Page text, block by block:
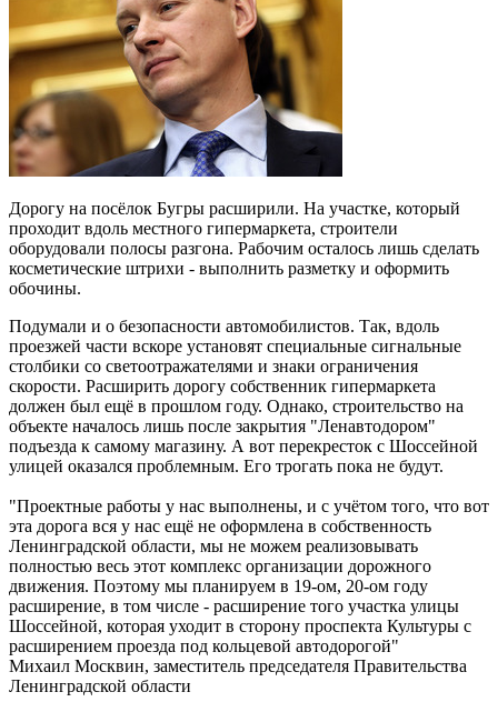
Дорогу на посёлок Бугры расширили. На участке, который
проходит вдоль местного гипермаркета, строители
оборудовали полосы разгона. Рабочим осталось лишь сделать
косметические штрихи - выполнить разметку и оформить
обочины.
Подумали и о безопасности автомобилистов. Так, вдоль
проезжей части вскоре установят специальные сигнальные
столбики со светоотражателями и знаки ограничения
скорости. Расширить дорогу собственник гипермаркета
должен был ещё в прошлом году. Однако, строительство на
объекте началось лишь после закрытия "Ленавтодором"
подъезда к самому магазину. А вот перекресток с Шоссейной
улицей оказался проблемным. Его трогать пока не будут.
"Проектные работы у нас выполнены, и с учётом того, что вот
эта дорога вся у нас ещё не оформлена в собственность
Ленинградской области, мы не можем реализовывать
полностью весь этот комплекс организации дорожного
движения. Поэтому мы планируем в 19-ом, 20-ом году
расширение, в том числе - расширение того участка улицы
Шоссейной, которая уходит в сторону проспекта Культуры с
расширением проезда под кольцевой автодорогой"
Михаил Москвин, заместитель председателя Правительства
Ленинградской области